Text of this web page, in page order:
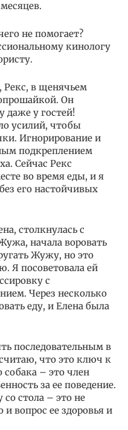
не помогает?
кинологу
Рекс, в щенячьем
Он
даже у гостей!
усилий, чтобы
Игнорирование и
подкреплением
Сейчас Рекс
во время еды, и я
его настойчивых
столкнулась с
начала воровать
Жужу, но это
Я посоветовала ей
с
Через несколько
еду, и Елена была
последовательным в
что это ключ к
– это член
за ее поведение.
со стола – это не
вопрос ее здоровья и